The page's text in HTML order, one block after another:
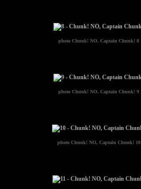
photo Chunk! NO, Captain Chunk! 8
photo Chunk! NO, Captain Chunk! 9
photo Chunk! NO, Captain Chunk! 10